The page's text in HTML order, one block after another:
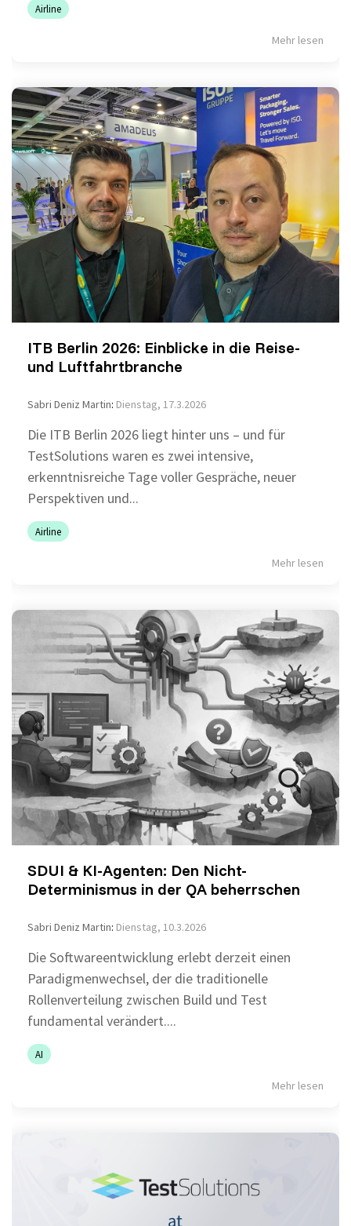
Airline
Mehr lesen
ITB Berlin 2026: Einblicke in die Reise-
und Luftfahrtbranche
Sabri Deniz Martin: Dienstag, 17.3.2026
Die ITB Berlin 2026 liegt hinter uns – und für
TestSolutions waren es zwei intensive,
erkenntnisreiche Tage voller Gespräche, neuer
Perspektiven und...
Airline
Mehr lesen
SDUI & KI-Agenten: Den Nicht-
Determinismus in der QA beherrschen
Sabri Deniz Martin: Dienstag, 10.3.2026
Die Softwareentwicklung erlebt derzeit einen
Paradigmenwechsel, der die traditionelle
Rollenverteilung zwischen Build und Test
fundamental verändert....
AI
Mehr lesen